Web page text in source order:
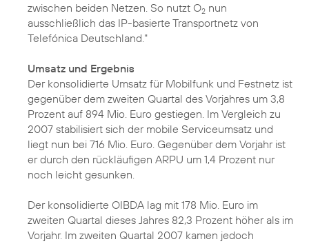
zwischen beiden Netzen. So nutzt O2 nun
ausschließlich das IP-basierte Transportnetz von
Telefónica Deutschland."
Umsatz und Ergebnis
Der konsolidierte Umsatz für Mobilfunk und Festnetz ist
gegenüber dem zweiten Quartal des Vorjahres um 3,8
Prozent auf 894 Mio. Euro gestiegen. Im Vergleich zu
2007 stabilisiert sich der mobile Serviceumsatz und
liegt nun bei 716 Mio. Euro. Gegenüber dem Vorjahr ist
er durch den rückläufigen ARPU um 1,4 Prozent nur
noch leicht gesunken.
Der konsolidierte OIBDA lag mit 178 Mio. Euro im
zweiten Quartal dieses Jahres 82,3 Prozent höher als im
Vorjahr. Im zweiten Quartal 2007 kamen jedoch